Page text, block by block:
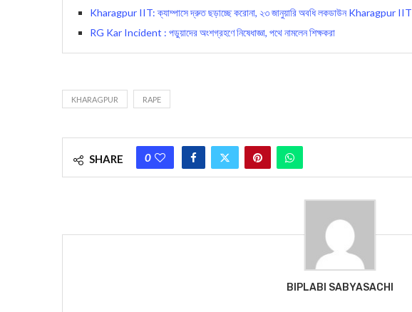
Kharagpur IIT: ক্যাম্পাসে দ্রুত ছড়াচ্ছে করোনা, ২৩ জ‍ানুয়ারি অবধি লকডাউন Kharagpur IIT
RG Kar Incident : পড়ুয়াদের অংশগ্রহণে নিষেধাজ্ঞা, পথে নামলেন শিক্ষকরা
KHARAGPUR RAPE
SHARE 0
BIPLABI SABYASACHI